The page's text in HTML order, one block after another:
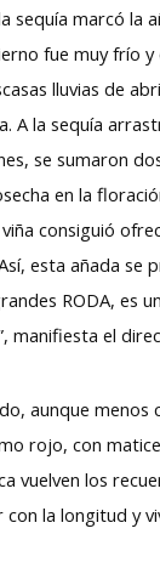
sequía marcó la
fue muy frío
lluvias de
A la sequía
se sumaron
en la
consiguió
esta añada
RODA, es
manifiesta el
aunque menos
rojo, con
vuelven los
la longitud y